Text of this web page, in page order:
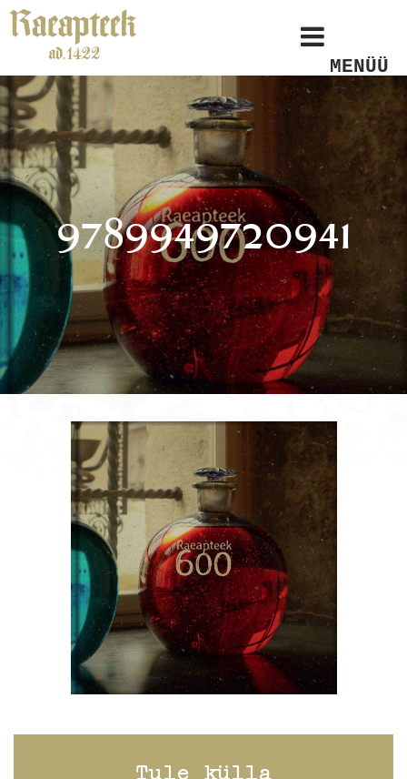
MENÜÜ
9789949720941